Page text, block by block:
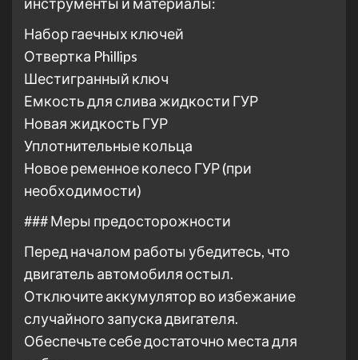
Набор гаечных ключей
Отвертка Phillips
Шестигранный ключ
Емкость для слива жидкости ГУР
Новая жидкость ГУР
Уплотнительные кольца
Новое ременное колесо ГУР (при
необходимости)
### Меры предосторожности
Перед началом работы убедитесь, что
двигатель автомобиля остыл.
Отключите аккумулятор во избежание
случайного запуска двигателя.
Обеспечьте себе достаточно места для